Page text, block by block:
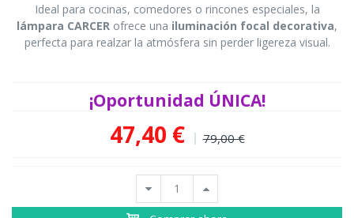
Ideal para cocinas, comedores o rincones especiales, la
lámpara CARCER ofrece una iluminación focal decorativa,
perfecta para realzar la atmósfera sin perder ligereza visual.
¡Oportunidad ÚNICA!
47,40 € 79,00 €